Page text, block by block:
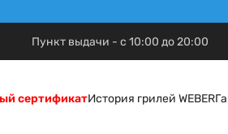
Пункт выдачи - с 10:00 до 20:00
сертификатИстория грилей WEBER